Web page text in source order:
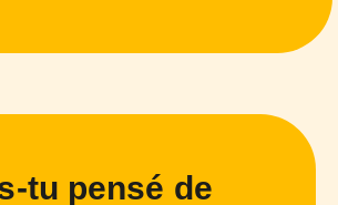
tu pensé de